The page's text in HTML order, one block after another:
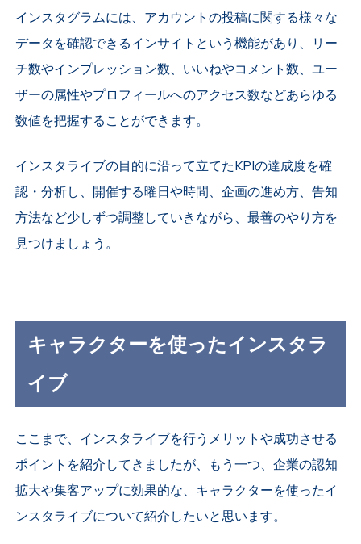
インスタグラムには、アカウントの投稿に関する様々な
データを確認できるインサイトという機能があり、リー
チ数やインプレッション数、いいねやコメント数、ユー
ザーの属性やプロフィールへのアクセス数などあらゆる
数値を把握することができます。
インスタライブの目的に沿って立てたKPIの達成度を確
認・分析し、開催する曜日や時間、企画の進め方、告知
方法など少しずつ調整していきながら、最善のやり方を
見つけましょう。
キャラクターを使ったインスタラ
イブ
ここまで、インスタライブを行うメリットや成功させる
ポイントを紹介してきましたが、もう一つ、企業の認知
拡大や集客アップに効果的な、キャラクターを使ったイ
ンスタライブについて紹介したいと思います。